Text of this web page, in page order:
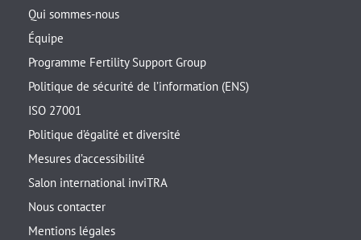
Qui sommes-nous
Équipe
Programme Fertility Support Group
Politique de sécurité de l’information (ENS)
ISO 27001
Politique d’égalité et diversité
Mesures d’accessibilité
Salon international inviTRA
Nous contacter
Mentions légales